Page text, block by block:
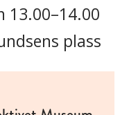
13.00–14.00
plass